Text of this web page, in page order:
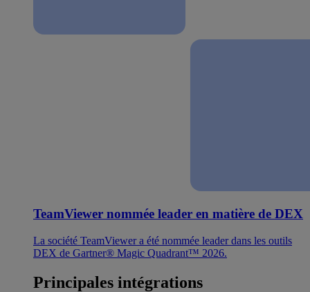
TeamViewer nommée leader en matière de DEX
La société TeamViewer a été nommée leader dans les outils
DEX de Gartner® Magic Quadrant™ 2026.
Principales intégrations